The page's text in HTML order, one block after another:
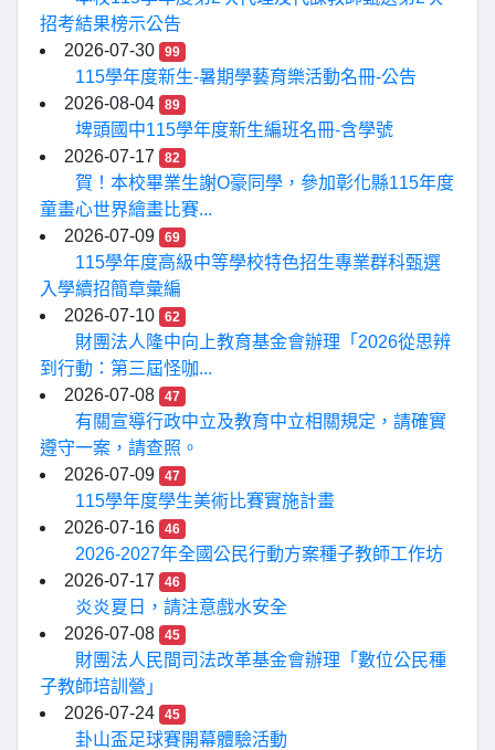
招考結果榜示公告
2026-07-30
99
115學年度新生-暑期學藝育樂活動名冊-公告
2026-08-04
89
埤頭國中115學年度新生編班名冊-含學號
2026-07-17
82
賀！本校畢業生謝O豪同學，參加彰化縣115年度
童畫心世界繪畫比賽...
2026-07-09
69
115學年度高級中等學校特色招生專業群科甄選
入學續招簡章彙編
2026-07-10
62
財團法人隆中向上教育基金會辦理「2026從思辨
到行動：第三屆怪咖...
2026-07-08
47
有關宣導行政中立及教育中立相關規定，請確實
遵守一案，請查照。
2026-07-09
47
115學年度學生美術比賽實施計畫
2026-07-16
46
2026-2027年全國公民行動方案種子教師工作坊
2026-07-17
46
炎炎夏日，請注意戲水安全
2026-07-08
45
財團法人民間司法改革基金會辦理「數位公民種
子教師培訓營」
2026-07-24
45
卦山盃足球賽開幕體驗活動